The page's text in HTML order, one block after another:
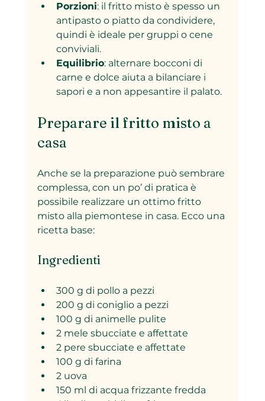
Porzioni: il fritto misto è spesso un
antipasto o piatto da condividere,
quindi è ideale per gruppi o cene
conviviali.
Equilibrio: alternare bocconi di
carne e dolce aiuta a bilanciare i
sapori e a non appesantire il palato.
Preparare il fritto misto a
casa
Anche se la preparazione può sembrare
complessa, con un po’ di pratica è
possibile realizzare un ottimo fritto
misto alla piemontese in casa. Ecco una
ricetta base:
Ingredienti
300 g di pollo a pezzi
200 g di coniglio a pezzi
100 g di animelle pulite
2 mele sbucciate e affettate
2 pere sbucciate e affettate
100 g di farina
2 uova
150 ml di acqua frizzante fredda